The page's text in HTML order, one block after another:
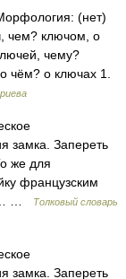
(нет)
чем? ключом, о
чему?
чём? о ключах 1.
замка. Запереть
же для
французским
…
Толковый словарь
замка. Запереть